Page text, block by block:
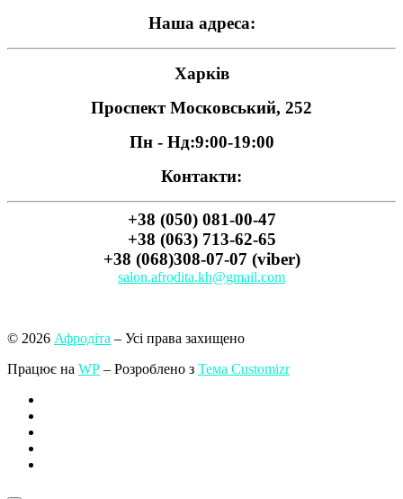
Наша адреса:
Харків
Проспект Московський, 252
Пн - Нд:9:00-19:00
Контакти:
+38 (050) 081-00-47
+38 (063) 713-62-65
+38 (068)308-07-07 (viber)
salon.afrodita.kh@gmail.com
© 2026 Афродіта – Усі права захищено
Працює на WP – Розроблено з Тема Customizr